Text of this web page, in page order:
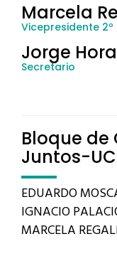
Marcela
Vicepresidente 2º
Jorge
Secretario
Bloque de
Juntos-
EDUARDO
IGNACIO
MARCELA